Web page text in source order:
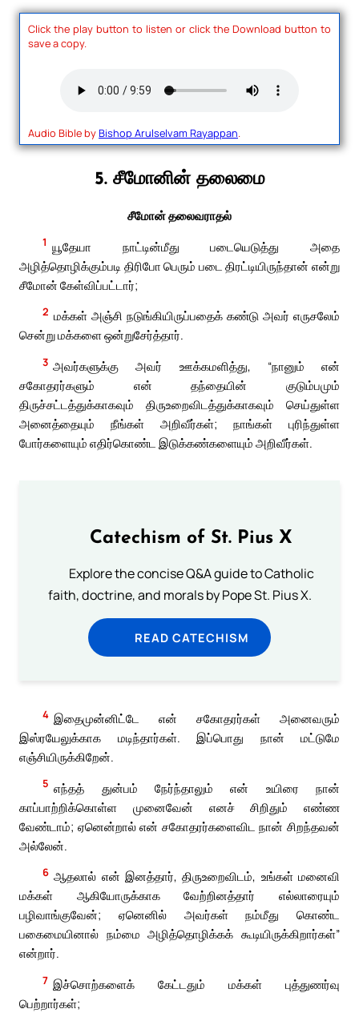
Click the play button to listen or click the Download button to
save a copy.
Audio Bible byBishop Arulselvam Rayappan.
5. சீமோனின் தலைமை
சீமோன் தலைவராதல்
1 யூதேயா நாட்டின்மீது படையெடுத்து அதை
அழித்தொழிக்கும்படி திரிபோ பெரும் படை திரட்டியிருந்தான் என்று
சீமோன் கேள்விப்பட்டார்;
2 மக்கள் அஞ்சி நடுங்கியிருப்பதைக் கண்டு அவர் எருசலேம்
சென்று மக்களை ஒன்றுசேர்த்தார்.
3 அவர்களுக்கு அவர் ஊக்கமளித்து, “நானும் என்
சகோதரர்களும் என் தந்தையின் குடும்பமும்
திருச்சட்டத்துக்காகவும் திருஉறைவிடத்துக்காகவும் செய்துள்ள
அனைத்தையும் நீங்கள் அறிவீர்கள்; நாங்கள் புரிந்துள்ள
போர்களையும் எதிர்கொண்ட இடுக்கண்களையும் அறிவீர்கள்.
Catechism of St. Pius X
Explore the concise Q&A guide to Catholic
faith, doctrine, and morals by Pope St. Pius X.
READ CATECHISM
4 இதைமுன்னிட்டே என் சகோதரர்கள் அனைவரும்
இஸ்ரயேலுக்காக மடிந்தார்கள். இப்பொது நான் மட்டுமே
எஞ்சியிருக்கிறேன்.
5 எந்தத் துன்பம் நேர்ந்தாலும் என் உயிரை நான்
காப்பாற்றிக்கொள்ள முனைவேன் எனச் சிறிதும் எண்ண
வேண்டாம்; ஏனென்றால் என் சகோதரர்களைவிட நான் சிறந்தவன்
அல்லேன்.
6 ஆதலால் என் இனத்தார், திருஉறைவிடம், உங்கள் மனைவி
மக்கள் ஆகியோருக்காக வேற்றினத்தார் எல்லாரையும்
பழிவாங்குவேன்; ஏனெனில் அவர்கள் நம்மீது கொண்ட
பகைமையினால் நம்மை அழித்தொழிக்கக் கூடியிருக்கிறார்கள்”
என்றார்.
7 இச்சொற்களைக் கேட்டதும் மக்கள் புத்துணர்வு
பெற்றார்கள்;